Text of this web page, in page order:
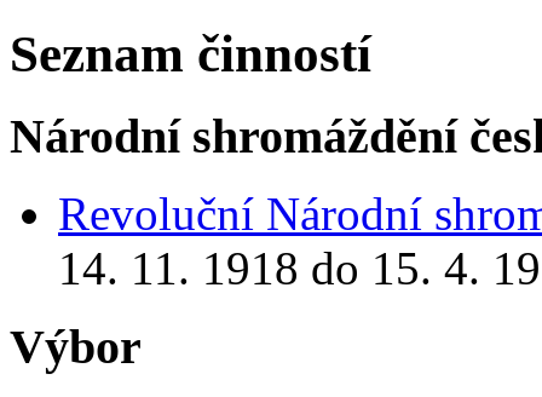
Seznam činností
Národní shromáždění
Revoluční Národní
14. 11. 1918 do 15. 4.
Výbor